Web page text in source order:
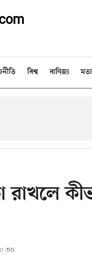
বিশ্ব বাণিজ্য
রাখলে
৩০